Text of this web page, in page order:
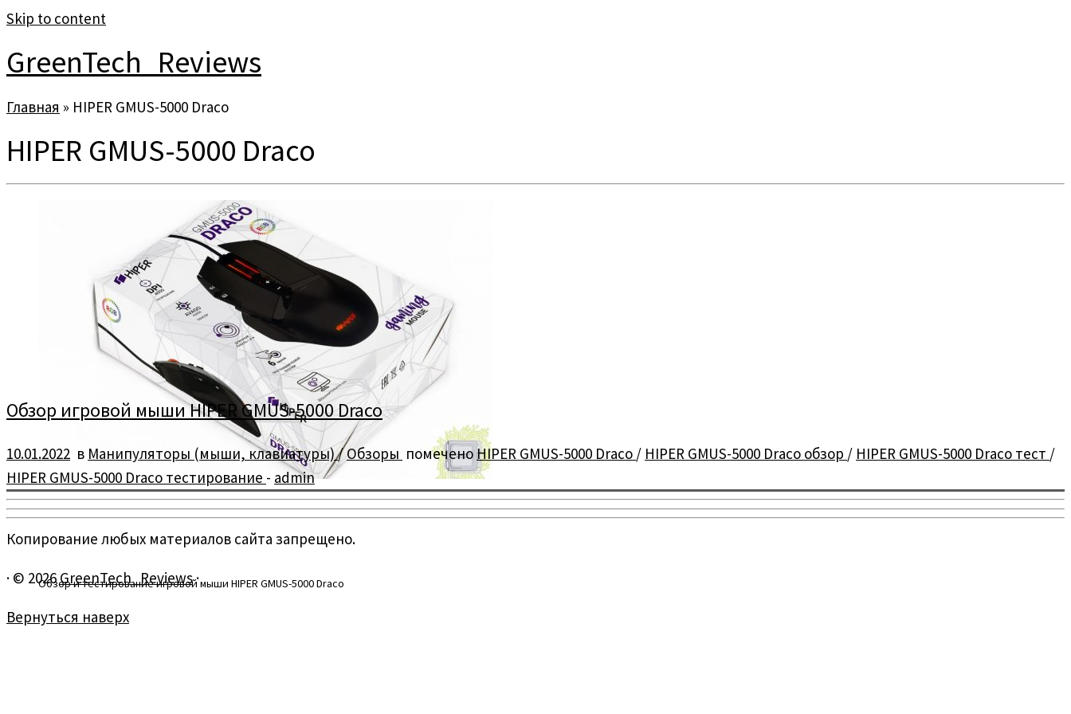
Skip to content
GreenTech_Reviews
Главная » HIPER GMUS-5000 Draco
HIPER GMUS-5000 Draco
Обзор и тестирование игровой мыши HIPER GMUS-5000 Draco
Обзор игровой мыши HIPER GMUS-5000 Draco
10.01.2022 в Манипуляторы (мыши, клавиатуры)/Обзоры помеченоHIPER GMUS-5000 Draco / HIPER GMUS-5000 Draco обзор / HIPER GMUS-5000 Draco тест /
HIPER GMUS-5000 Draco тестирование - admin
Копирование любых материалов сайта запрещено.
· © 2026GreenTech_Reviews·
Вернуться наверх